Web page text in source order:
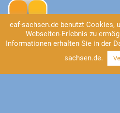
EAF Sachsen
eaf-sachsen.de benutzt Cookies,
Webseiten-Erlebnis zu
Informationen erhalten Sie in der
sachsen.de.